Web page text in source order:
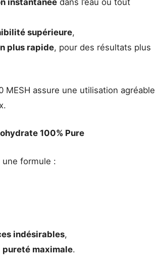
instantanée dans l’eau ou tout
supérieure,
plus rapide, pour des résultats plus
MESH assure une utilisation agréable
100% Pure
une formule :
indésirables,
pureté maximale.